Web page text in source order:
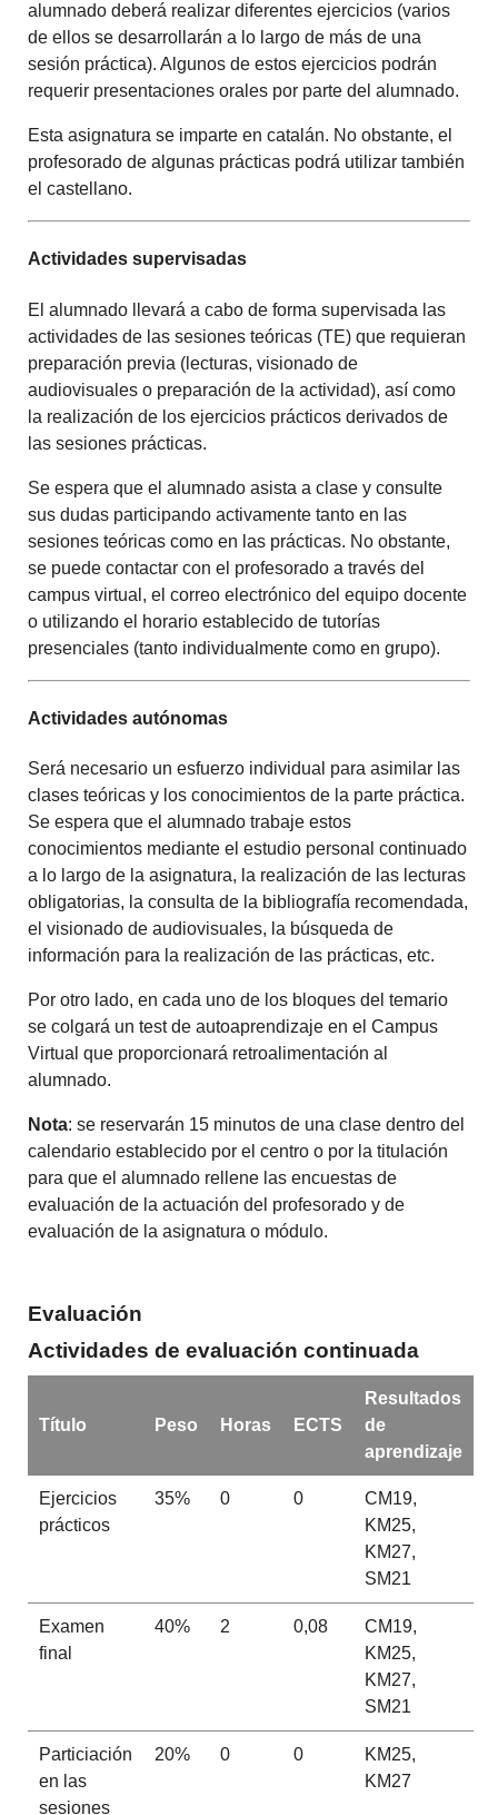
alumnado deberá realizar diferentes ejercicios (varios
de ellos se desarrollarán a lo largo de más de una
sesión práctica). Algunos de estos ejercicios podrán
requerir presentaciones orales por parte del alumnado.
Esta asignatura se imparte en catalán. No obstante, el
profesorado de algunas prácticas podrá utilizar también
el castellano.
Actividades supervisadas
El alumnado llevará a cabo de forma supervisada las
actividades de las sesiones teóricas (TE) que requieran
preparación previa (lecturas, visionado de
audiovisuales o preparación de la actividad), así como
la realización de los ejercicios prácticos derivados de
las sesiones prácticas.
Se espera que el alumnado asista a clase y consulte
sus dudas participando activamente tanto en las
sesiones teóricas como en las prácticas. No obstante,
se puede contactar con el profesorado a través del
campus virtual, el correo electrónico del equipo docente
o utilizando el horario establecido de tutorías
presenciales (tanto individualmente como en grupo).
Actividades autónomas
Será necesario un esfuerzo individual para asimilar las
clases teóricas y los conocimientos de la parte práctica.
Se espera que el alumnado trabaje estos
conocimientos mediante el estudio personal continuado
a lo largo de la asignatura, la realización de las lecturas
obligatorias, la consulta de la bibliografía recomendada,
el visionado de audiovisuales, la búsqueda de
información para la realización de las prácticas, etc.
Por otro lado, en cada uno de los bloques del temario
se colgará un test de autoaprendizaje en el Campus
Virtual que proporcionará retroalimentación al
alumnado.
Nota: se reservarán 15 minutos de una clase dentro del
calendario establecido por el centro o por la titulación
para que el alumnado rellene las encuestas de
evaluación de la actuación del profesorado y de
evaluación de la asignatura o módulo.
Evaluación
Actividades de evaluación continuada
Título Peso Horas ECTS
Resultados
de
aprendizaje
Ejercicios
prácticos
35% 0 0
CM19,
KM25,
KM27,
SM21
Examen
final
40% 2 0,08
CM19,
KM25,
KM27,
SM21
Particiación
en las
sesiones
20% 0 0
KM25,
KM27